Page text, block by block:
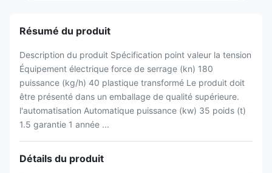
Résumé du produit
Description du produit Spécification point valeur la tension
Équipement électrique force de serrage (kn) 180
puissance (kg/h) 40 plastique transformé Le produit doit
être présenté dans un emballage de qualité supérieure.
l'automatisation Automatique puissance (kw) 35 poids (t)
1.5 garantie 1 année ...
Détails du produit